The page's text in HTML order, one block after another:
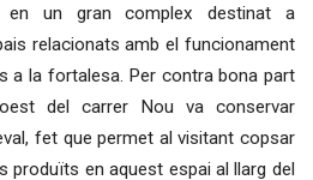
en un gran complex destinat a
relacionats amb el funcionament
a la fortalesa. Per contra bona part
del carrer Nou va conservar
fet que permet al visitant copsar
produïts en aquest espai al llarg del